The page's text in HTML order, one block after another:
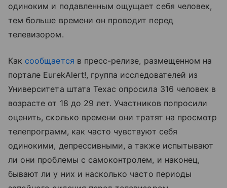
одиноким и подавленным ощущает себя человек,
тем больше времени он проводит перед
телевизором.
Как сообщается в пресс-релизе, размещенном на
портале EurekAlert!, группа исследователей из
Университета штата Техас опросила 316 человек в
возрасте от 18 до 29 лет. Участников попросили
оценить, сколько времени они тратят на просмотр
телепрограмм, как часто чувствуют себя
одинокими, депрессивными, а также испытывают
ли они проблемы с самоконтролем, и наконец,
бывают ли у них и насколько часто периоды